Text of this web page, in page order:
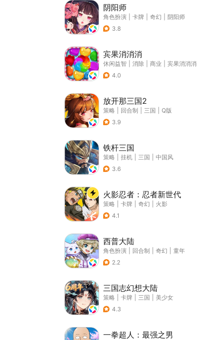
阴阳师
角色扮演 卡牌 奇幻
阴阳师
3.8
宾果消消消
休闲益智 消除 商业
宾果消消消
4.0
放开那三国2
策略 回合制 三国
Q版
3.9
铁杆三国
策略 挂机 三国
中国风
3.6
火影忍者：忍者新世代
策略 卡牌 奇幻
火影
4.1
西普大陆
角色扮演 回合制 奇幻
童年
2.2
三国志幻想大陆
策略 卡牌 三国
美少女
4.3
一拳超人：最强之男